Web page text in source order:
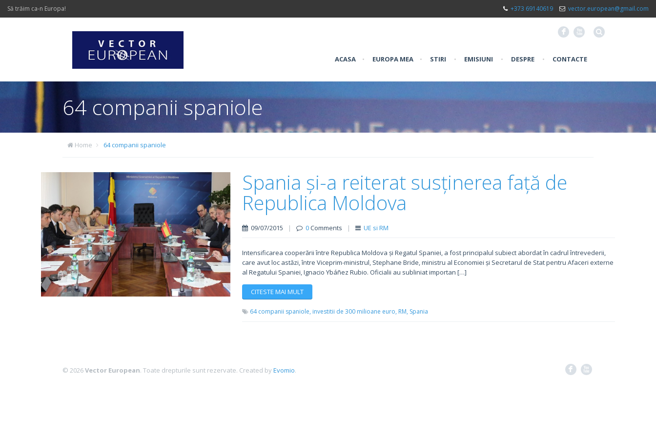
Să trăim ca-n Europa! +373 69140619 vector.european@gmail.com
F X
ACASA • EUROPA MEA • STIRI • EMISIUNI • DESPRE • CONTACTE
64 companii spaniole
Home 64 companii spaniole
Spania și-a reiterat susținerea față de
Republica Moldova
09/07/2015 | 0Comments | UE si RM
Intensificarea cooperării între Republica Moldova și Regatul Spaniei, a fost principalul subiect abordat în cadrul întrevederii,
care avut loc astăzi, între Viceprim-ministrul, Stephane Bride, ministru al Economiei și Secretarul de Stat pentru Afaceri externe
al Regatului Spaniei, Ignacio Ybáñez Rubio. Oficialii au subliniat importan […]
CITESTE MAI MULT
64 companii spaniole, investitii de 300 milioane euro, RM, Spania
© 2026Vector European. Toate drepturile sunt rezervate. Created byEvomio. F X